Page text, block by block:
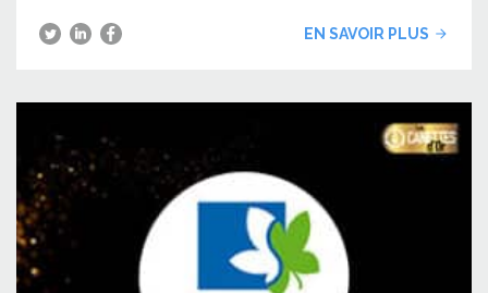
EN SAVOIR PLUS